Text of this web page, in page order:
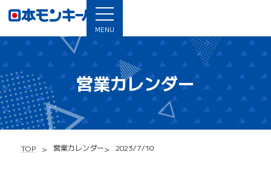
MENU
営業カレンダー
TOP 営業カレンダー 2023/7/10